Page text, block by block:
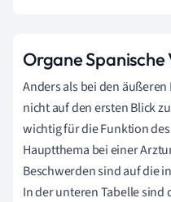
Organe Spanische
Anders als bei den
nicht auf den ersten Blick
wichtig für die Funktion
Hauptthema bei einer
Beschwerden sind auf die
In der unteren Tabelle sind